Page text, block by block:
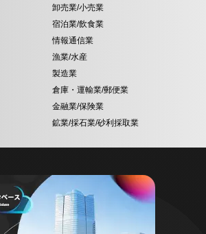
卸売業/小売業
宿泊業/飲食業
情報通信業
漁業/水産
製造業
倉庫・運輸業/郵便業
金融業/保険業
鉱業/採石業/砂利採取業